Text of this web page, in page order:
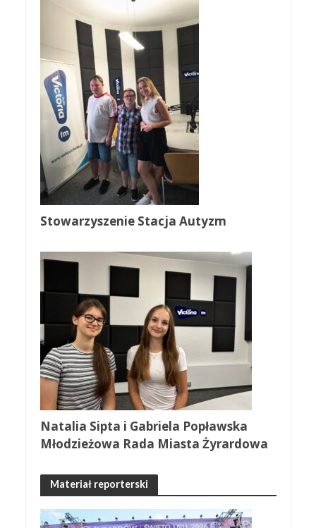
Stowarzyszenie Stacja Autyzm
Natalia Sipta i Gabriela Popławska
Młodzieżowa Rada Miasta Żyrardowa
Materiał reporterski